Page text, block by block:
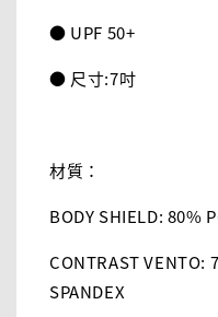
● UPF 50+
● 尺寸:7吋
材質：
BODY SHIELD: 80%
CONTRAST VENTO:
SPANDEX